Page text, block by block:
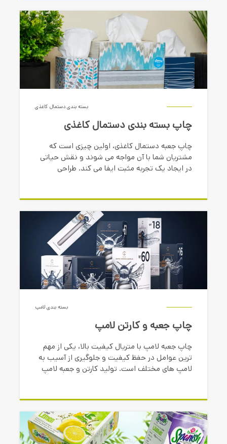
بسته بندی دستمال کاغذی
چاپ بسته بندی دستمال کاغذی
چاپ جعبه دستمال کاغذی، اولین چیزی است که
مشتریان شما با آن مواجه می شوند و نقش حیاتی
در ایجاد یک تجربه مثبت ایفا می کند. طراحی
کیفیت محصول کمک می کند، بلکه باعث جلب
توجه و افزایش اعتماد مشتریان می شود.
بسته بندی لامپ
چاپ جعبه و کارتن لامپ
چاپ جعبه لامپ با متریال کیفیت بالا، یکی از مهم
ترین عوامل در حفظ کیفیت و جلوگیری از آسیب به
لامپ های مختلف است. تولید کارتن و جعبه لامپ
لامپ رشته ای دارد.